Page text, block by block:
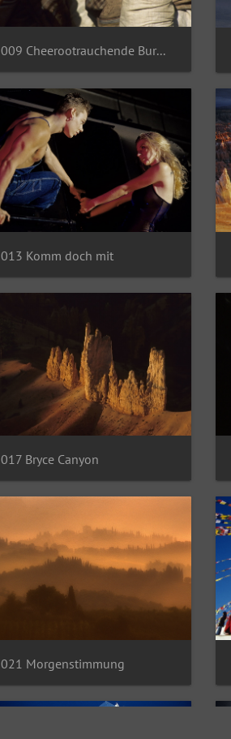
009 Cheerootrauchende Burmesin
013 Komm doch mit
017 Bryce Canyon
021 Morgenstimmung